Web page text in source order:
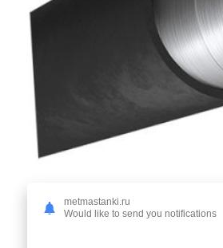
metmastanki.ru
Would like to send you notifications